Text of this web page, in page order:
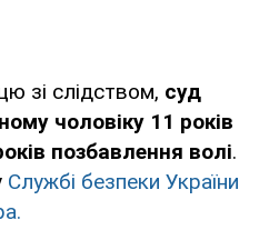
зі слідством, суд
чоловіку 11 років
позбавлення волі.
Службі безпеки України